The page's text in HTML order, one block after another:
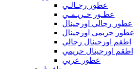
عطور رجـالـي
عطـور حـريـمـي
عطور رجالي اورجينال
عطور حريمي اورجينال
اطقم اورجينال رجالي
اطقم اورجينال حريمي
عطور عربي